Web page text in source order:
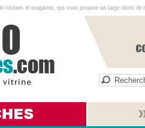
et magasins, qui vous propose un large choix de